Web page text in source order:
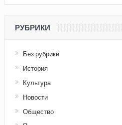
РУБРИКИ
Без рубрики
История
Культура
Новости
Общество